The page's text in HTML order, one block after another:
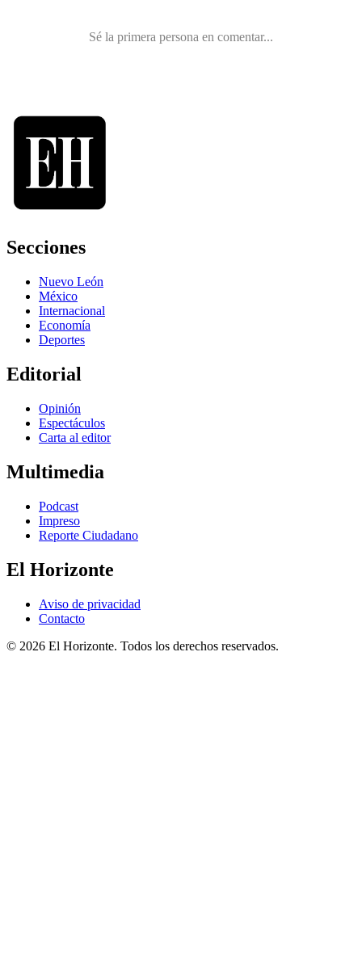
Secciones
Nuevo León
México
Internacional
Economía
Deportes
Editorial
Opinión
Espectáculos
Carta al editor
Multimedia
Podcast
Impreso
Reporte Ciudadano
El Horizonte
Aviso de privacidad
Contacto
© 2026 El Horizonte. Todos los derechos reservados.